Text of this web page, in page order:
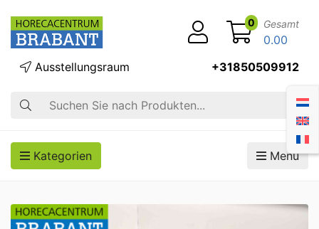
Suche
Ausstellungsraum +31850509912
0 Gesamt
0.00
Kategorien Menü